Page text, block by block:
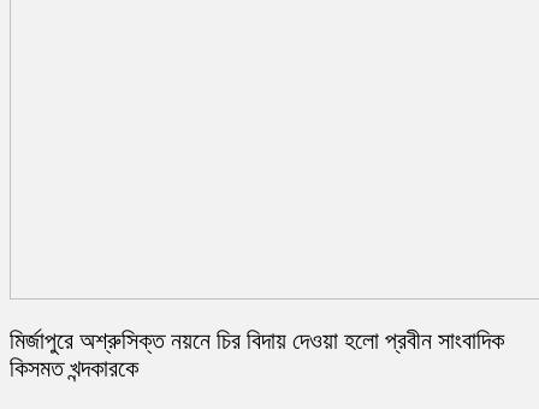
মির্জাপুরে অশ্রুসিক্ত নয়নে চির বিদায় দেওয়া হলো প্রবীন সাংবাদিক
কিসমত খন্দকারকে